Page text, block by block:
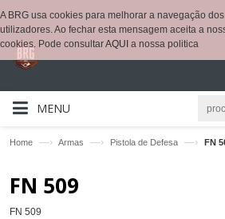
MENU
Home —› Armas —› Pistola de Defesa —› FN
FN 509
FN 509
A BRG usa cookies para melhorar a navegação
utilizadores. Ao fechar esta mensagem aceita a
cookies. Pode consultarAQUI a nossa politica